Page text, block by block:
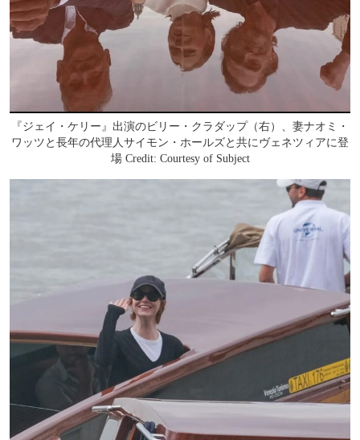
『ジェイ・ケリー』出演のビリー・クラダップ（右）、妻ナオミ・
ワッツと長年の代理人サイモン・ホールズと共にヴェネツィアに登
場 Credit: Courtesy of Subject